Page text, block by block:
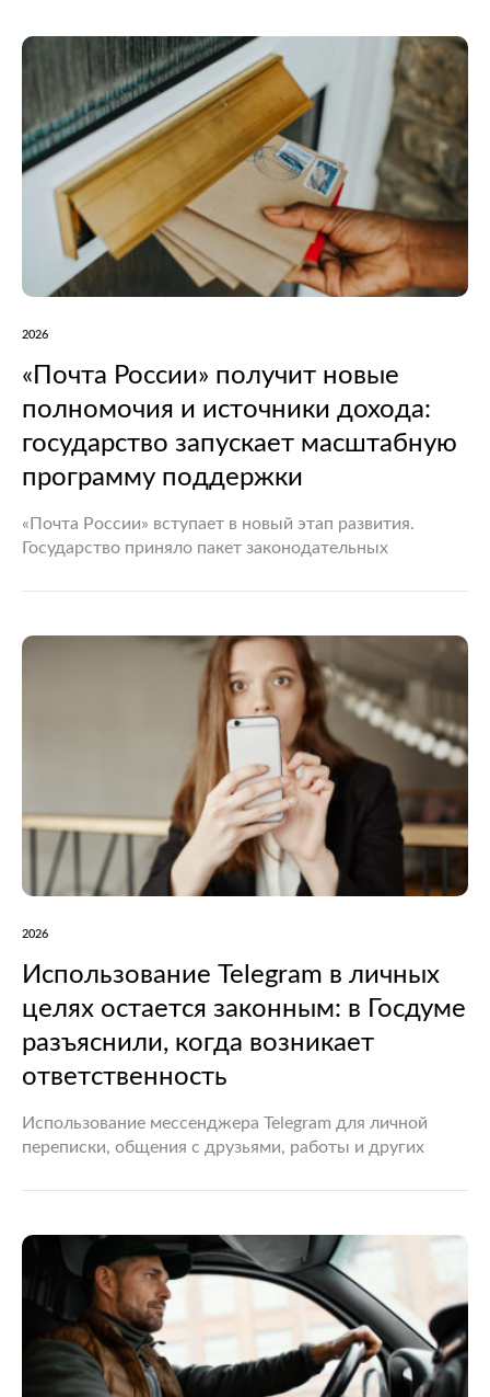
строительство…
2026
«Почта России» получит новые
полномочия и источники дохода:
государство запускает масштабную
программу поддержки
«Почта России» вступает в новый этап развития.
Государство приняло пакет законодательных
положение национального почтового оператора и
услуг. Документ уже одобрен обеими…
2026
Использование Telegram в личных
целях остается законным: в Госдуме
разъяснили, когда возникает
ответственность
Использование мессенджера Telegram для личной
переписки, общения с друзьями, работы и других
российского законодательства. Такое разъяснение 29
Государственной думы по…